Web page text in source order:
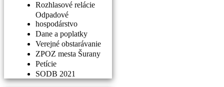
Rozhlasové relácie
Odpadové
hospodárstvo
Dane a poplatky
Verejné obstarávanie
ZPOZ mesta Šurany
Petície
SODB 2021